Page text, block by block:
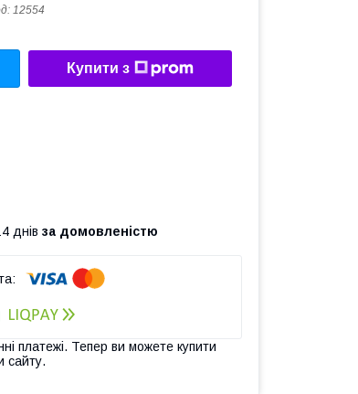
12554
Купити з
днів за домовленістю
платежі. Тепер ви можете купити
сайту.